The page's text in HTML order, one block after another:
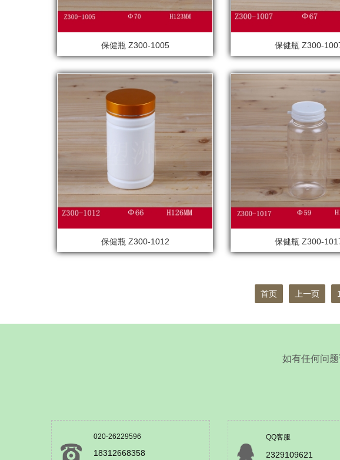
保健瓶 Z300-1005 保健瓶 Z300-
保健瓶 Z300-1012 保健瓶 Z300-
首页 上一页
如有任何问
020-26229596
18312668358
QQ客服
2329109621